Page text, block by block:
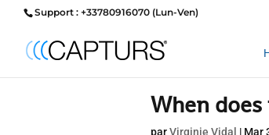
Support : +33780916070 (Lun-Ven)
When
parVirginie Vidal | Mar